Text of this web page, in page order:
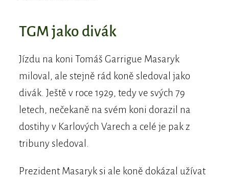
TGM jako divák
Jízdu na koni Tomáš Garrigue Masaryk
miloval, ale stejně rád koně sledoval jako
divák. Ještě v roce 1929, tedy ve svých 79
letech, nečekaně na svém koni dorazil na
dostihy v Karlových Varech a celé je pak z
tribuny sledoval.
Prezident Masaryk si ale koně dokázal užívat